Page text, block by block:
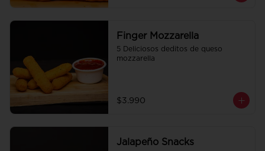
Finger Mozzarella
5 Deliciosos deditos de queso
mozzarella
$3.990
Jalapeño Snacks